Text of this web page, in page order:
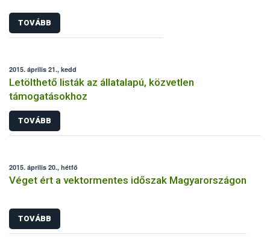
TOVÁBB
2015. április 21., kedd
Letölthető listák az állatalapú, közvetlen
támogatásokhoz
TOVÁBB
2015. április 20., hétfő
Véget ért a vektormentes időszak Magyarországon
TOVÁBB